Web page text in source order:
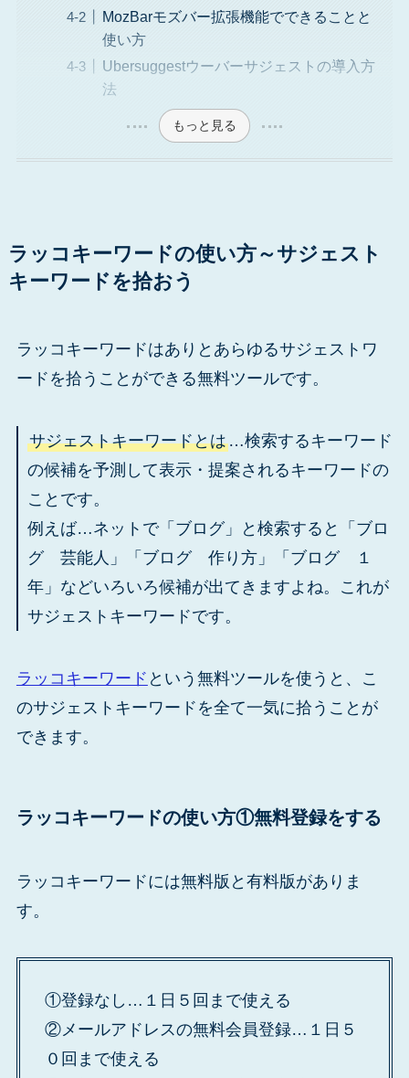
MozBarモズバー拡張機能でできることと
使い方
Ubersuggestウーバーサジェストの導入方
法
もっと見る
ラッコキーワードの使い方～サジェスト
キーワードを拾おう
ラッコキーワードはありとあらゆるサジェストワ
ードを拾うことができる無料ツールです。
サジェストキーワードとは…検索するキーワード
の候補を予測して表示・提案されるキーワードの
ことです。
例えば…ネットで「ブログ」と検索すると「ブロ
グ 芸能人」「ブログ 作り方」「ブログ １
年」などいろいろ候補が出てきますよね。これが
サジェストキーワードです。
ラッコキーワード という無料ツールを使うと、こ
のサジェストキーワードを全て一気に拾うことが
できます。
ラッコキーワードの使い方①無料登録をする
ラッコキーワードには無料版と有料版がありま
す。
①登録なし…１日５回まで使える
②メールアドレスの無料会員登録…１日５
０回まで使える